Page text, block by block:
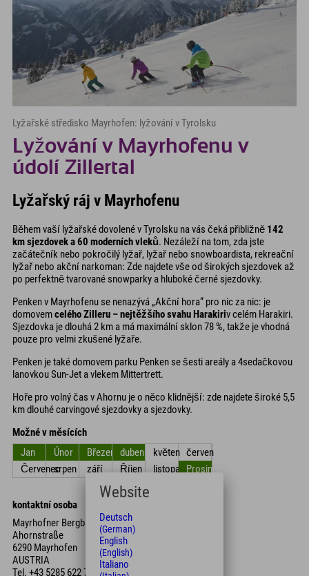
Lyžařské středisko Mayrhofen: lyžování v Tyrolsku
Lyžování v Mayrhofenu v
údolí Zillertal
Lyžařský ráj v Mayrhofenu
Během vaší lyžařské dovolené v Tyrolsku na vás čeká přibližně 142
km sjezdovek a 60 moderních vleků. Nezáleží na tom, zda jste
začátečník nebo pokročilý lyžař, lyžař nebo snowboardista, rekreační
lyžař nebo akční narkoman: Zde najdete vše od širokých sjezdovek až
po perfektně tvarované snowparky a hluboké černé sjezdovky.
Penken v Mayrhofenu se nenazývá „Akční hora“ pro nic za nic: je
domovemcelého Zilleru – nejtěžšího svahu Harakiriv celém Harakiri.
Sjezdovka je dlouhá 2 km a má maximální sklon 78 %, takže je vhodná
pouze pro velmi zkušené lyžaře.
Penken je také domovem parku Penken se šesti areály a 4sedačkovou
lanovkou Sun-Jet a vlekem Mittertrett.
Hoře pro volný čas v Ahornu je o něco klidnější: zde najdete široké 5,5
km dlouhé carvingové sjezdovky a sjezdovky.
Možné v měsících
Jan
Únor Březen duben květen červen
Červenecsrpen září Říjen listopad Prosinec
kontaktní osoba
Mayrhofner Bergbahnen Aktiengesellschaft
Ahornstraße
6290 Mayrhofen
AUSTRIA
Tel. +43 5285 622 77
Website
Deutsch
(German)
English
(English)
Italiano